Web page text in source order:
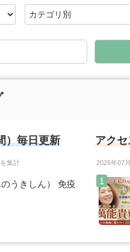
）毎日更新
集計
うきしん） 免疫
アク
2026年07